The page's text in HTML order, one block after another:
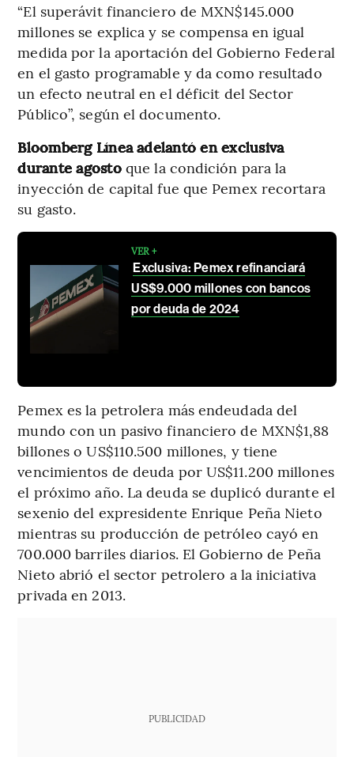
“El superávit financiero de MXN$145.000
millones se explica y se compensa en igual
medida por la aportación del Gobierno Federal
en el gasto programable y da como resultado
un efecto neutral en el déficit del Sector
Público”, según el documento.
Bloomberg Línea adelantó en exclusiva
durante agosto que la condición para la
inyección de capital fue que Pemex recortara
su gasto.
VER +
Exclusiva: Pemex refinanciará
US$9.000 millones con bancos
por deuda de 2024
Pemex es la petrolera más endeudada del
mundo con un pasivo financiero de MXN$1,88
billones o US$110.500 millones, y tiene
vencimientos de deuda por US$11.200 millones
el próximo año. La deuda se duplicó durante el
sexenio del expresidente Enrique Peña Nieto
mientras su producción de petróleo cayó en
700.000 barriles diarios. El Gobierno de Peña
Nieto abrió el sector petrolero a la iniciativa
privada en 2013.
PUBLICIDAD